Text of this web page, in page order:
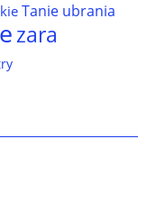
Tanie ubrania
zara